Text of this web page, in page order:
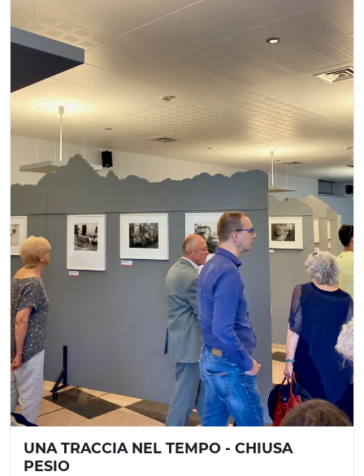
UNA TRACCIA NEL TEMPO - CHIUSA
PESIO